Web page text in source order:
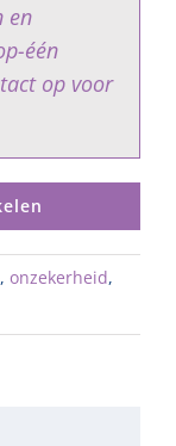
en
één
op voor
, onzekerheid,